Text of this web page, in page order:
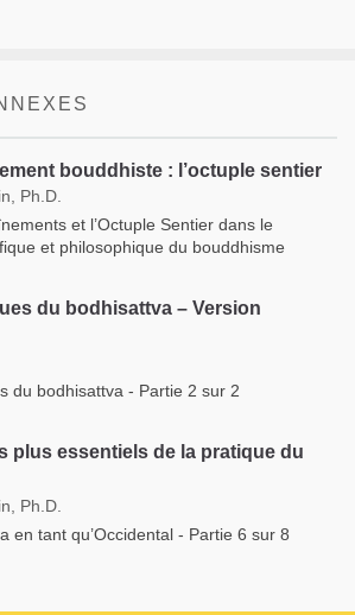
bouddhiste : l’octuple sentier
Ph.D.
et l’Octuple Sentier dans le
et philosophique du bouddhisme
du bodhisattva – Version
du bodhisattva - Partie 2 sur 2
plus essentiels de la pratique du
Ph.D.
en tant qu’Occidental - Partie 6 sur 8